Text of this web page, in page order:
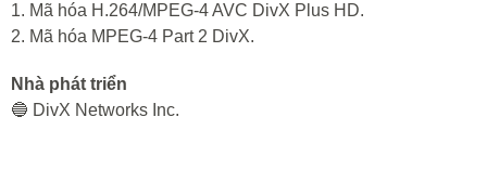
1. Mã hóa H.264/MPEG-4 AVC DivX Plus HD.
2. Mã hóa MPEG-4 Part 2 DivX.
Nhà phát triển
🔵 DivX Networks Inc.